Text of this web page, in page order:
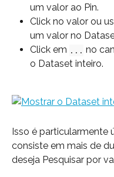
um valor ao Pin.
Click no valor ou
um valor no
Click em ... no
o Dataset inteiro.
Isso é particularmente
consiste em mais de
deseja Pesquisar por